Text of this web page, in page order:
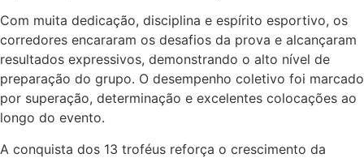
Com muita dedicação, disciplina e espírito esportivo, os
corredores encararam os desafios da prova e alcançaram
resultados expressivos, demonstrando o alto nível de
preparação do grupo. O desempenho coletivo foi marcado
por superação, determinação e excelentes colocações ao
longo do evento.
A conquista dos 13 troféus reforça o crescimento da